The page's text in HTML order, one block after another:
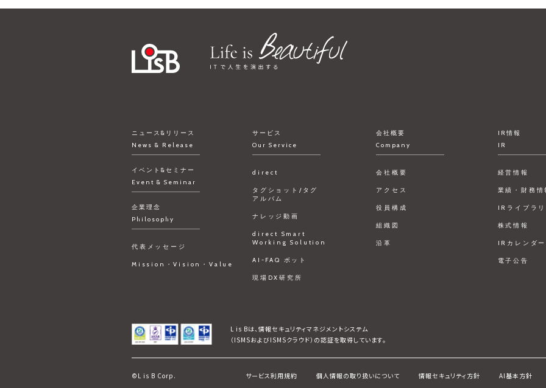
ニュース&リリース
News & Release
イベント&セミナー
Event & Seminar
企業理念
Philosophy
代表メッセージ
Mission・Vision・Value
サービス
Our Service
direct
タグショット/タグ
アルバム
ナレッジ動画
direct Smart
Working Solution
AI-FAQ ボット
現場DX研究所
会社概要
Company
会社概要
アクセス
役員構成
組織図
沿革
IR情報
IR
経営情報
業績・財務情
IRライブラリ
株式情報
IRカレンダー
電子公告
L is Bは、情報セキュリティマネジメントシステム
（ISMSおよびISMSクラウド）の認証を取得しています。
©L is B Corp. サービス利用規約 個人情報の取り扱いについて 情報セキュリティ方針 AI基本方針